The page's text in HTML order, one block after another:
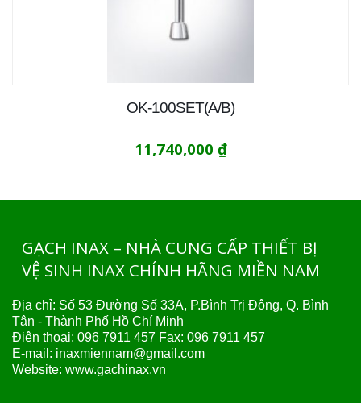
OK-100SET(A/B)
11,740,000 ₫
GẠCH INAX – NHÀ CUNG CẤP THIẾT BỊ
VỆ SINH INAX CHÍNH HÃNG MIỀN NAM
Địa chỉ: Số 53 Đường Số 33A, P.Bình Trị Đông, Q. Bình
Tân - Thành Phố Hồ Chí Minh
Điện thoại: 096 7911 457 Fax: 096 7911 457
E-mail: inaxmiennam@gmail.com
Website: www.gachinax.vn